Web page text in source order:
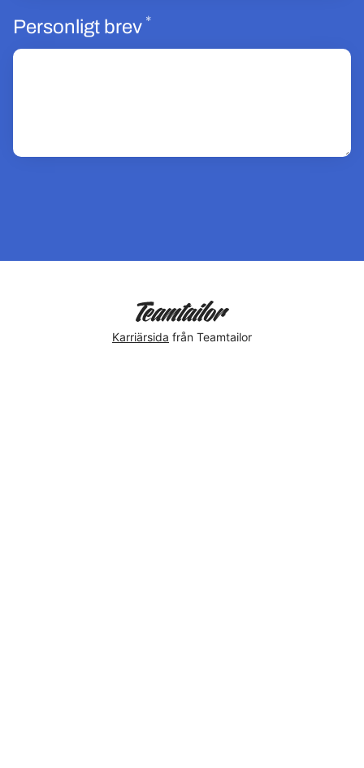
Personligt brev *Obligatoriskt
Karriärsida från Teamtailor